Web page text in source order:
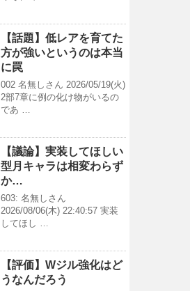
【話題】低レアを育てた
方が強いというのは本当
に罠
002 名無しさん 2026/05/19(火)
2部7章に例の化け物がいるの
であ …
【議論】実装してほしい
型月キャラは相変わらず
か…
603: 名無しさん
2026/08/06(木) 22:40:57 実装
してほし …
【評価】Wジル強化はど
うなんだろう